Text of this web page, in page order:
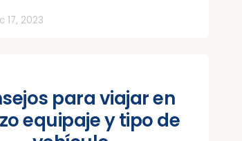
17, 2023
para viajar en
equipaje y tipo de